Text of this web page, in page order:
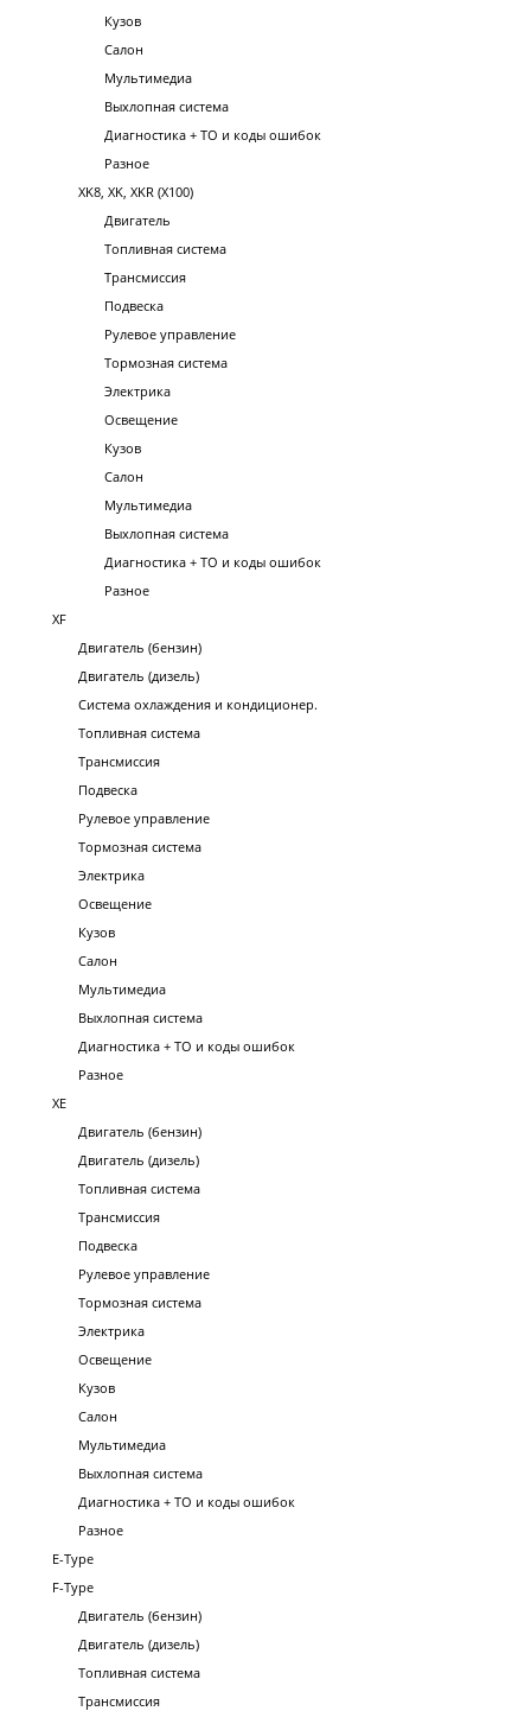
Кузов
Салон
Мультимедиа
Выхлопная система
Диагностика + ТО и коды ошибок
Разное
XK8, XK, XKR (X100)
Двигатель
Топливная система
Трансмиссия
Подвеска
Рулевое управление
Тормозная система
Электрика
Освещение
Кузов
Салон
Мультимедиа
Выхлопная система
Диагностика + ТО и коды ошибок
Разное
XF
Двигатель (бензин)
Двигатель (дизель)
Система охлаждения и кондиционер.
Топливная система
Трансмиссия
Подвеска
Рулевое управление
Тормозная система
Электрика
Освещение
Кузов
Салон
Мультимедиа
Выхлопная система
Диагностика + ТО и коды ошибок
Разное
XE
Двигатель (бензин)
Двигатель (дизель)
Топливная система
Трансмиссия
Подвеска
Рулевое управление
Тормозная система
Электрика
Освещение
Кузов
Салон
Мультимедиа
Выхлопная система
Диагностика + ТО и коды ошибок
Разное
E-Type
F-Type
Двигатель (бензин)
Двигатель (дизель)
Топливная система
Трансмиссия